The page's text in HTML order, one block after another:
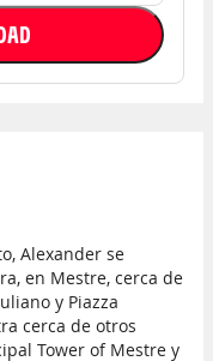
Alexander se
en Mestre, cerca de
y Piazza
cerca de otros
Tower of Mestre y